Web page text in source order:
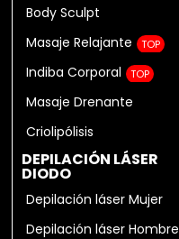
Body Sculpt
Masaje Relajante
TOP
Indiba Corporal TOP
Masaje Drenante
Criolipólisis
DEPILACIÓN LÁSER
DIODO
Depilación láser Mujer
Depilación láser Hombre